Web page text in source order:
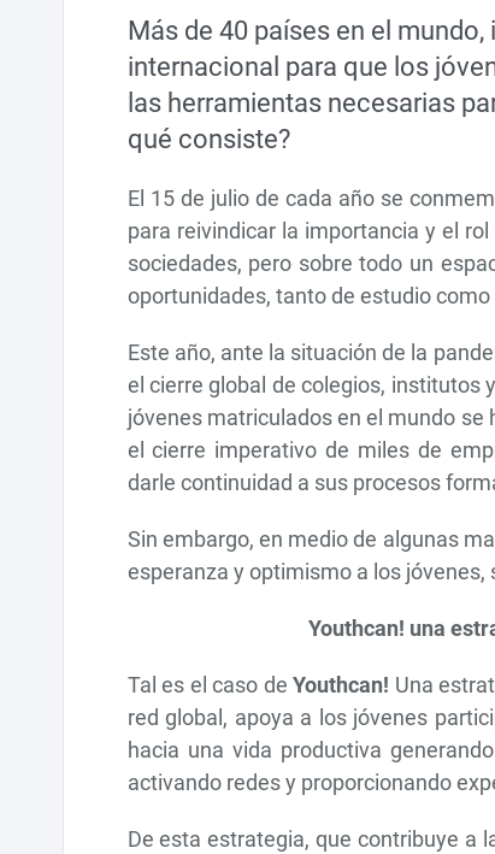
Más de 40 países en el
internacional para que los
las herramientas necesarias
qué consiste?
El 15 de julio de cada año se
para reivindicar la importancia y el
sociedades, pero sobre todo un
oportunidades, tanto de estudio
Este año, ante la situación de la
el cierre global de colegios, institutos
jóvenes matriculados en el mundo se
el cierre imperativo de miles de
darle continuidad a sus procesos
Sin embargo, en medio de algunas
esperanza y optimismo a los
Youthcan! una
Tal es el caso deYouthcan! Una
red global, apoya a los jóvenes
hacia una vida productiva
activando redes y proporcionando
De esta estrategia, que contribuye a